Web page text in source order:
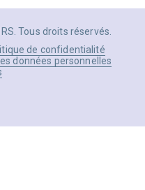
Tous droits réservés.
de confidentialité
données personnelles